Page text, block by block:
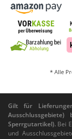
* Alle
Gilt für
Sperrgutartikel). Bei
und